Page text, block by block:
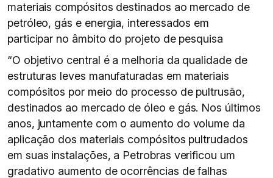
materiais compósitos destinados ao mercado de
petróleo, gás e energia, interessados em
participar no âmbito do projeto de pesquisa
“O objetivo central é a melhoria da qualidade de
estruturas leves manufaturadas em materiais
compósitos por meio do processo de pultrusão,
destinados ao mercado de óleo e gás. Nos últimos
anos, juntamente com o aumento do volume da
aplicação dos materiais compósitos pultrudados
em suas instalações, a Petrobras verificou um
gradativo aumento de ocorrências de falhas